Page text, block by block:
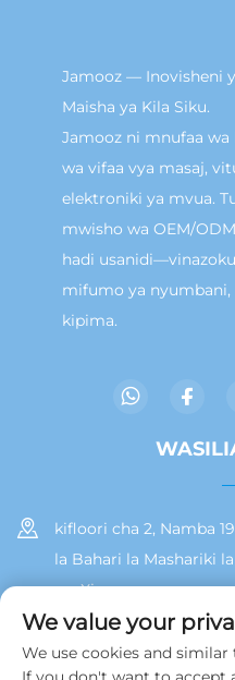
Jamooz — Inovisheni
Maisha ya Kila Siku.
Jamooz ni mnufaa
wa vifaa vya masaj,
elektroniki ya mvua.
mwisho wa OEM/
hadi
mifumo ya nyumbani,
kipima.
kifloori cha 2, Namba
la Bahari la Mashariki
wa Xiamen
We value your
We use cookies and